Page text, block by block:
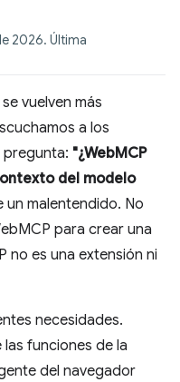
2026. Última
vuelven más
a los
"¿WebMCP
del modelo
un malentendido. No
para crear una
no es una extensión ni
necesidades.
funciones de la
del navegador